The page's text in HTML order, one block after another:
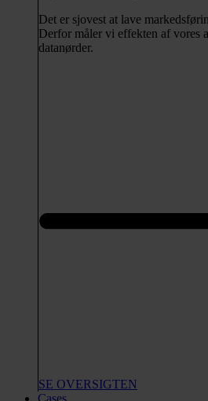
Det er sjovest at lave
Derfor måler vi effekten af vores
datanørder.
SE OVERSIGTEN
Cases